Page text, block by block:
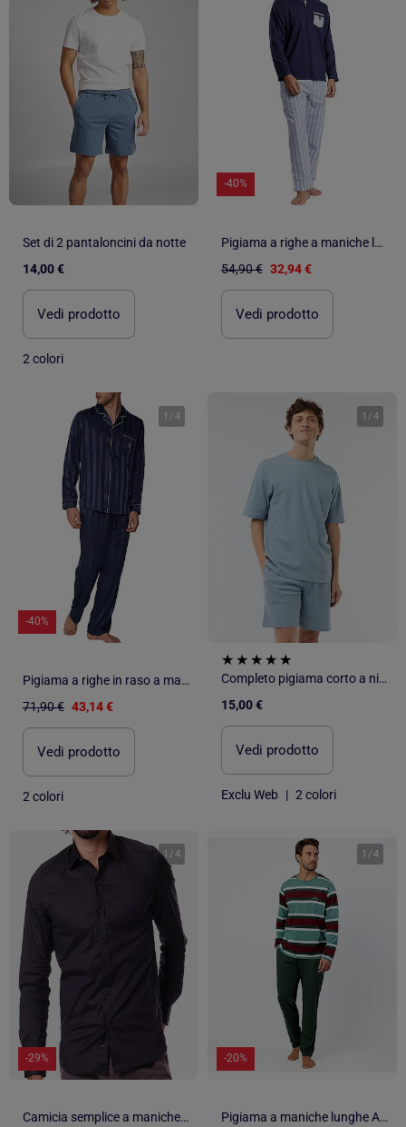
Set di 2 pantaloncini da notte
14,00 €
Vedi prodotto
2 colori
-40%
Pigiama a righe a maniche lunghe da uomo ADMAS CLASSIC
54,90 € 32,94 €
Vedi prodotto
1 /4
-40%
Pigiama a righe in raso a maniche lunghe aperto da uomo ADMAS CLASSIC
71,90 € 43,14 €
Vedi prodotto
2 colori
1 /4
Completo pigiama corto a nido d'ape - 2 pezzi
15,00 €
Vedi prodotto
Exclu Web | 2 colori
1 /4
-29%
Camicia semplice a maniche lunghe
1 /4
-20%
Pigiama a maniche lunghe ADMAS Kings of the Road per uomo